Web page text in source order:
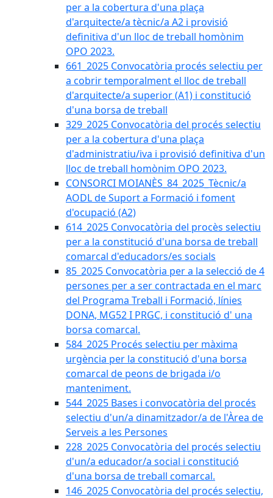
per a la cobertura d'una plaça
d'arquitecte/a tècnic/a A2 i provisió
definitiva d'un lloc de treball homònim
OPO 2023.
661_2025 Convocatòria procés selectiu per
a cobrir temporalment el lloc de treball
d'arquitecte/a superior (A1) i constitució
d'una borsa de treball
329_2025 Convocatòria del procés selectiu
per a la cobertura d'una plaça
d'administratiu/iva i provisió definitiva d'un
lloc de treball homònim OPO 2023.
CONSORCI MOIANÈS_84_2025_Tècnic/a
AODL de Suport a Formació i foment
d'ocupació (A2)
614_2025 Convocatòria del procès selectiu
per a la constitució d'una borsa de treball
comarcal d'educadors/es socials
85_2025 Convocatòria per a la selecció de 4
persones per a ser contractada en el marc
del Programa Treball i Formació, línies
DONA, MG52 I PRGC, i constitució d' una
borsa comarcal.
584_2025 Procés selectiu per màxima
urgència per la constitució d'una borsa
comarcal de peons de brigada i/o
manteniment.
544_2025 Bases i convocatòria del procés
selectiu d'un/a dinamitzador/a de l'Àrea de
Serveis a les Persones
228_2025 Convocatòria del procés selectiu
d'un/a educador/a social i constitució
d'una borsa de treball comarcal.
146_2025 Convocatòria del procés selectiu,